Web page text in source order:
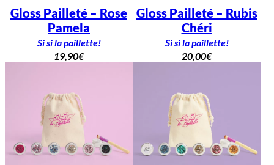
Gloss Pailleté – Rose
Pamela
Si si la paillette!
19,90€
Gloss Pailleté – Rubis
Chéri
Si si la paillette!
20,00€